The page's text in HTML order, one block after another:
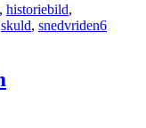
, historiebild,
skuld, snedvriden6